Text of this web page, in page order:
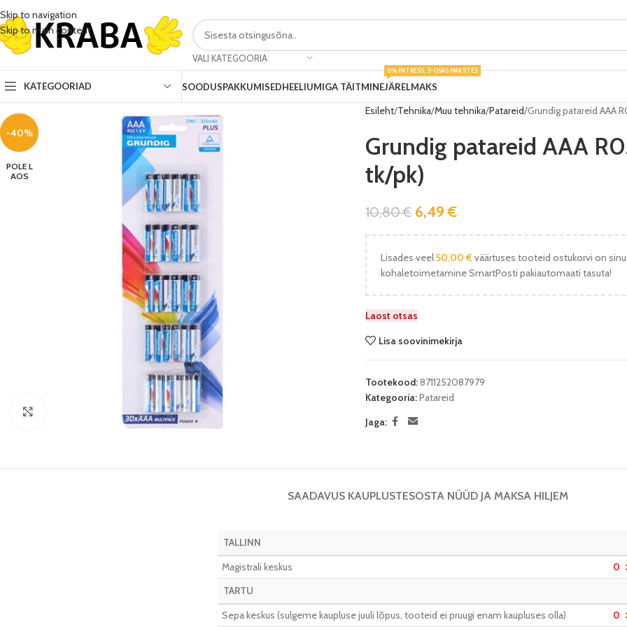
Skip to navigation
Skip to main content
VALI KATEGOORIA
KATEGOORIAD SOODUSPAKKUMISEDHEELIUMIGA TÄITMINEJÄRELMAKS
0% INTRESS, 3-OSAS MAKSTES
-40%
POLE L
AOS
Esileht Tehnika Muu tehnika Patareid Grundig patareid AAA
Grundig patareid AAA
tk/pk)
10,80€ 6,49€
Lisades veel50,00 €väärtuses tooteid ostukorvi on
kohaletoimetamine SmartPosti pakiautomaati tasuta!
Laost otsas
Lisa soovinimekirja
Tootekood:8711252087979
Kategooria:Patareid
Jaga:
SAADAVUS KAUPLUSTESOSTA NÜÜD JA MAKSA HILJEM
TALLINN
Magistrali keskus
0
TARTU
Sepa keskus (sulgeme kaupluse juuli lõpus, tooteid ei pruugi enam kaupluses olla)
0